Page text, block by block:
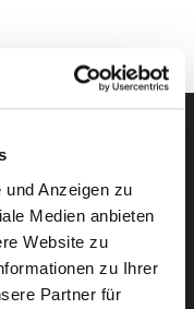
Anzeigen zu
Medien anbieten
Website zu
zu Ihrer
Partner für
E-Mail.
von AWO